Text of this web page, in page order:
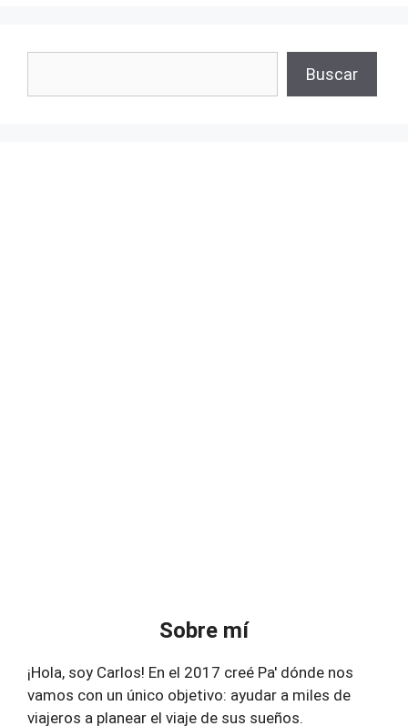
Buscar
Sobre mí
¡Hola, soy Carlos! En el 2017 creé Pa' dónde nos
vamos con un único objetivo: ayudar a miles de
viajeros a planear el viaje de sus sueños.